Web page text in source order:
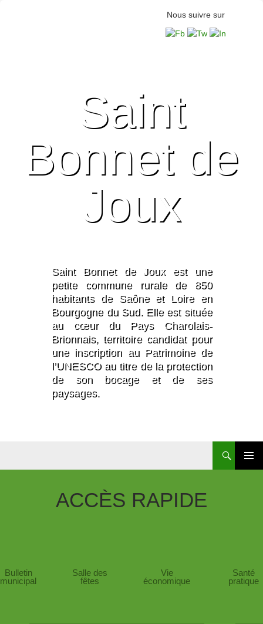
Nous suivre sur
Saint
Bonnet de
Joux
Saint Bonnet de Joux est une
petite commune rurale de 850
habitants de Saône et Loire en
Bourgogne du Sud. Elle est située
au cœur du Pays Charolais-
Brionnais, territoire candidat pour
une inscription au Patrimoine de
l’UNESCO au titre de la protection
de son bocage et de ses
paysages.
ACCÈS RAPIDE
Bulletin
municipal
Salle des
fêtes
Vie
économique
Santé
pratique